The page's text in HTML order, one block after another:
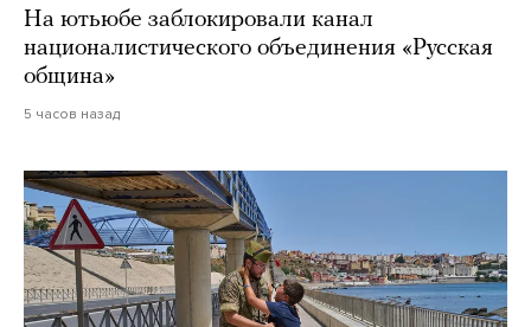
На ютьюбе заблокировали канал
националистического объединения «Русская
община»
5 часов назад